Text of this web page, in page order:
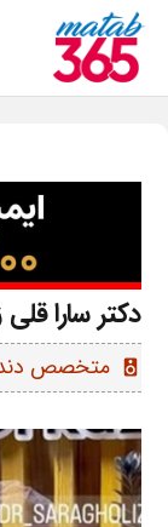
دکتر سارا قلی
speaker متخصص